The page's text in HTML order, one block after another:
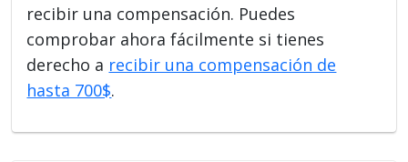
recibir una compensación. Puedes
comprobar ahora fácilmente si tienes
derecho a recibir una compensación de
hasta 700$.